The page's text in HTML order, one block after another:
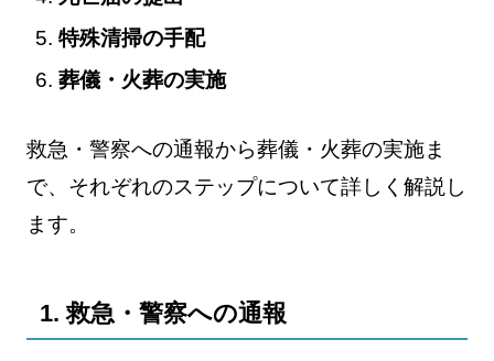
特殊清掃の手配
葬儀・火葬の実施
救急・警察への通報から葬儀・火葬の実施ま
で、それぞれのステップについて詳しく解説し
ます。
1. 救急・警察への通報